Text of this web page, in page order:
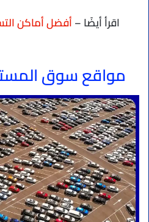
اقرأ أيضًا –أفضل أماكن
مواقع سوق